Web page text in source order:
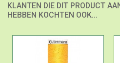
KLANTEN DIE DIT PRODUCT
HEBBEN KOCHTEN OOK...